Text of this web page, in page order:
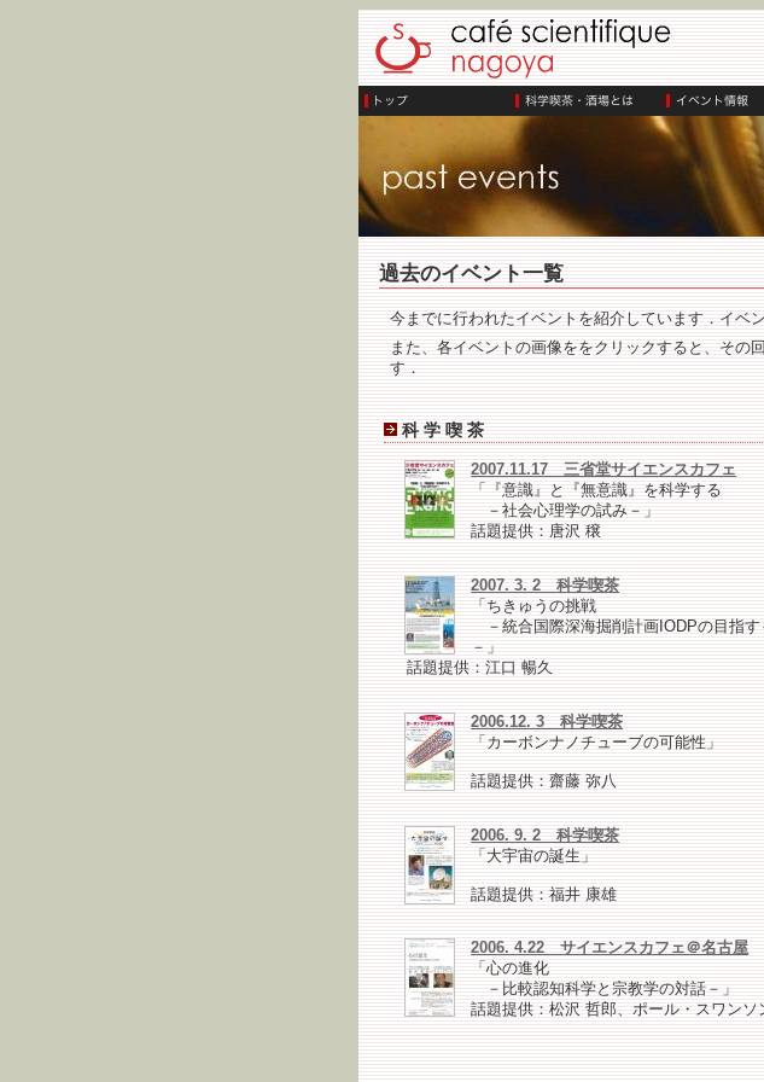
過去のイベント一覧
今までに行われたイベントを紹介しています．イベ
また、各イベントの画像ををクリックすると、その
す．
科 学 喫 茶
2007.11.17 三省堂サイエンスカフェ
「『意識』と『無意識』を科学する
－社会心理学の試み－」
話題提供：唐沢 穣
2007. 3. 2 科学喫茶
「ちきゅうの挑戦
－統合国際深海掘削計画IODPの目指す
－」
話題提供：江口 暢久
2006.12. 3 科学喫茶
「カーボンナノチューブの可能性」
話題提供：齋藤 弥八
2006. 9. 2 科学喫茶
「大宇宙の誕生」
話題提供：福井 康雄
2006. 4.22 サイエンスカフェ＠名古屋
「心の進化
－比較認知科学と宗教学の対話－」
話題提供：松沢 哲郎、ポール・スワンソ